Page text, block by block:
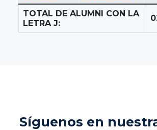
TOTAL DE ALUMNI CON LA
LETRA J:
Síguenos en